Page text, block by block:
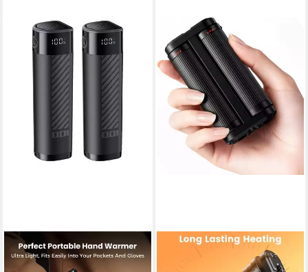
FLASHFISH
Handwärmer YZC04 2-in-1
ZIWEO